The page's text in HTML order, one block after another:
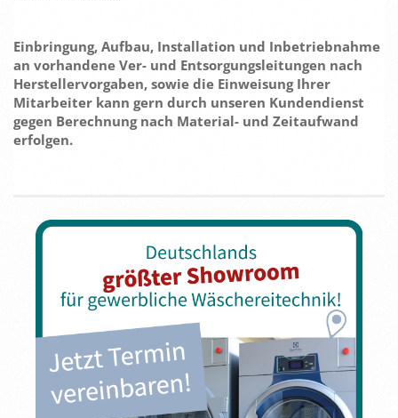
Einbringung, Aufbau, Installation und Inbetriebnahme
an vorhandene Ver- und Entsorgungsleitungen nach
Herstellervorgaben, sowie die Einweisung Ihrer
Mitarbeiter kann gern durch unseren Kundendienst
gegen Berechnung nach Material- und Zeitaufwand
erfolgen.